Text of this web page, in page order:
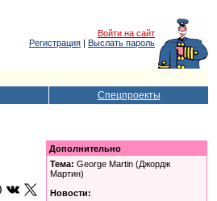
Войти на сайт
Регистрация | Выслать пароль
Спецпроекты
Дополнительно
Тема: George Martin (Джордж
Мартин)
Новости: